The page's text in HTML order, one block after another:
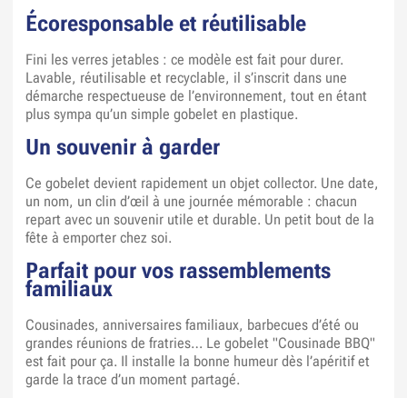
Écoresponsable et réutilisable
Fini les verres jetables : ce modèle est fait pour durer.
Lavable, réutilisable et recyclable, il s’inscrit dans une
démarche respectueuse de l’environnement, tout en étant
plus sympa qu’un simple gobelet en plastique.
Un souvenir à garder
Ce gobelet devient rapidement un objet collector. Une date,
un nom, un clin d’œil à une journée mémorable : chacun
repart avec un souvenir utile et durable. Un petit bout de la
fête à emporter chez soi.
Parfait pour vos rassemblements
familiaux
Cousinades, anniversaires familiaux, barbecues d’été ou
grandes réunions de fratries… Le gobelet "Cousinade BBQ"
est fait pour ça. Il installe la bonne humeur dès l’apéritif et
garde la trace d’un moment partagé.